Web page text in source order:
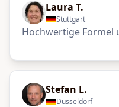
Laura T.
Stuttgart
Hochwertige Formel
Stefan L.
Düsseldorf